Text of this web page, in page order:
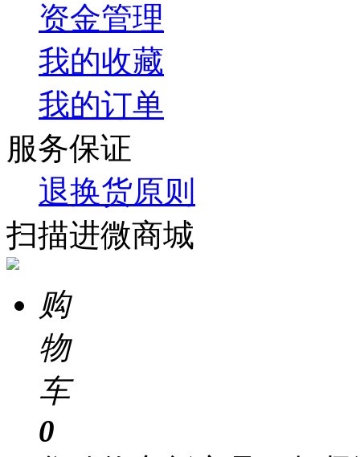
资金管理
我的收藏
我的订单
服务保证
退换货原则
扫描进微商城
购
物
车
0